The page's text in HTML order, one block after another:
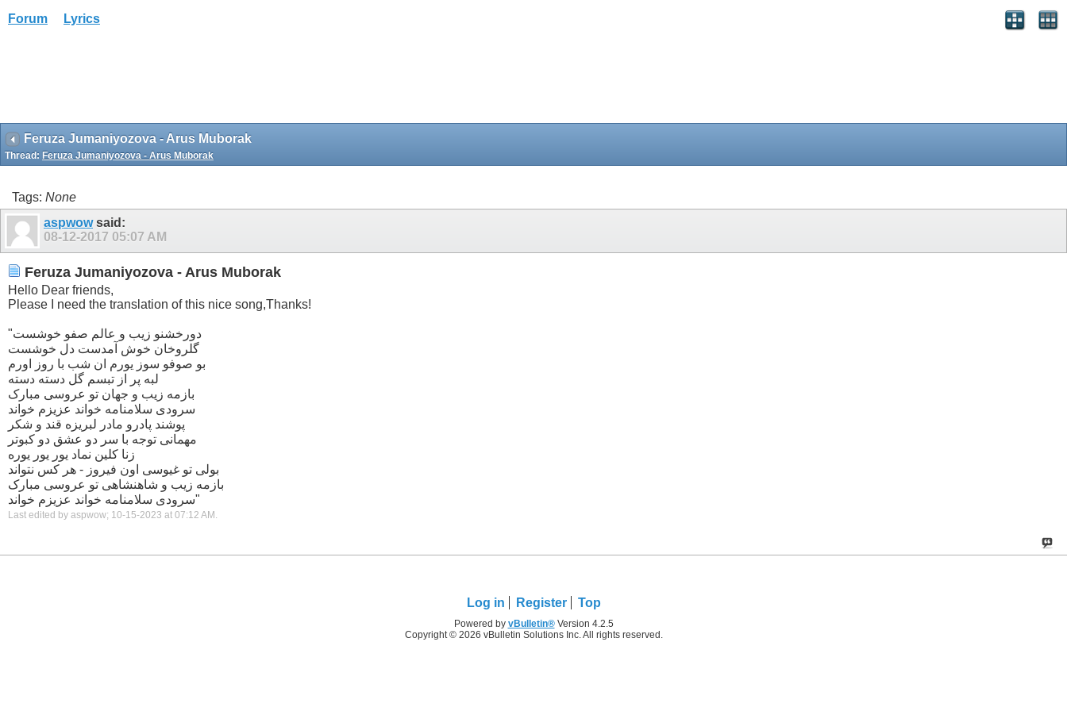
Forum Lyrics
Feruza Jumaniyozova - Arus Muborak
Thread: Feruza Jumaniyozova - Arus Muborak
Tags: None
aspwowsaid:
08-12-2017 05:07 AM
Feruza Jumaniyozova - Arus Muborak
Hello Dear friends,
Please I need the translation of this nice song,Thanks!
"دورخشنو زیب و عالم صفو خوشست
گلروخان خوش آمدست دل خوشست
بو صوفو سوز یورم ان شب با روز اورم
لبه پر از تبسم گل دسته دسته
بازمه زیب و جهان تو عروسی مبارک
سرودی سلامنامه خواند عزیزم خواند
پوشند پادرو مادر لبریزه قند و شکر
مهمانی توجه با سر دو عشق دو کبوتر
زنا کلین نماد یور یور یوره
بولی تو غیوسی اون فیروز - هر کس نتواند
بازمه زیب و شاهنشاهی تو عروسی مبارک
سرودی سلامنامه خواند عزیزم خواند"
Last edited by aspwow; 10-15-2023 at 07:12 AM .
Log in Register Top
Powered by vBulletin®Version 4.2.5
Copyright © 2026 vBulletin Solutions Inc. All rights reserved.